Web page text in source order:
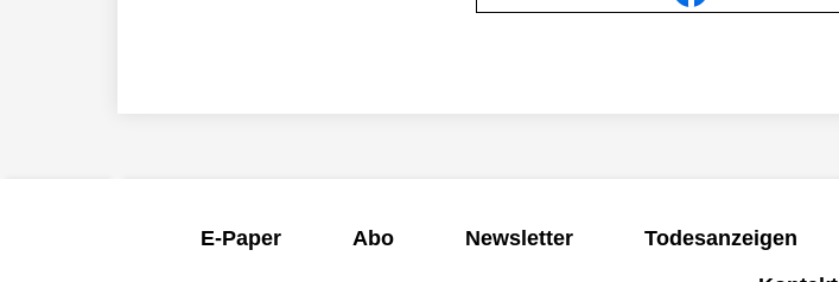
E-Paper Abo Newsletter Todesanzeigen